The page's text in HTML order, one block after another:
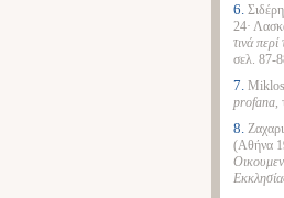
6.
24·
τινά
σελ. 87-
7.
profana,
8.
(Αθήνα